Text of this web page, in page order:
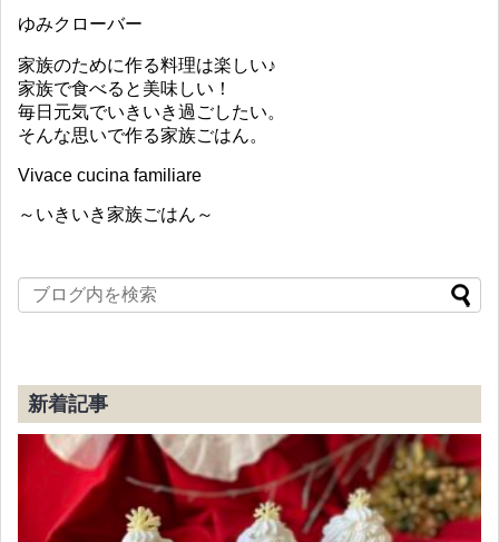
ゆみクローバー
家族のために作る料理は楽しい♪
家族で食べると美味しい！
毎日元気でいきいき過ごしたい。
そんな思いで作る家族ごはん。
Vivace cucina familiare
～いきいき家族ごはん～
新着記事